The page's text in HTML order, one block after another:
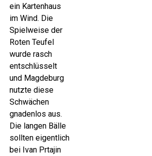
ein Kartenhaus
im Wind. Die
Spielweise der
Roten Teufel
wurde rasch
entschlüsselt
und Magdeburg
nutzte diese
Schwächen
gnadenlos aus.
Die langen Bälle
sollten eigentlich
bei Ivan Prtajin